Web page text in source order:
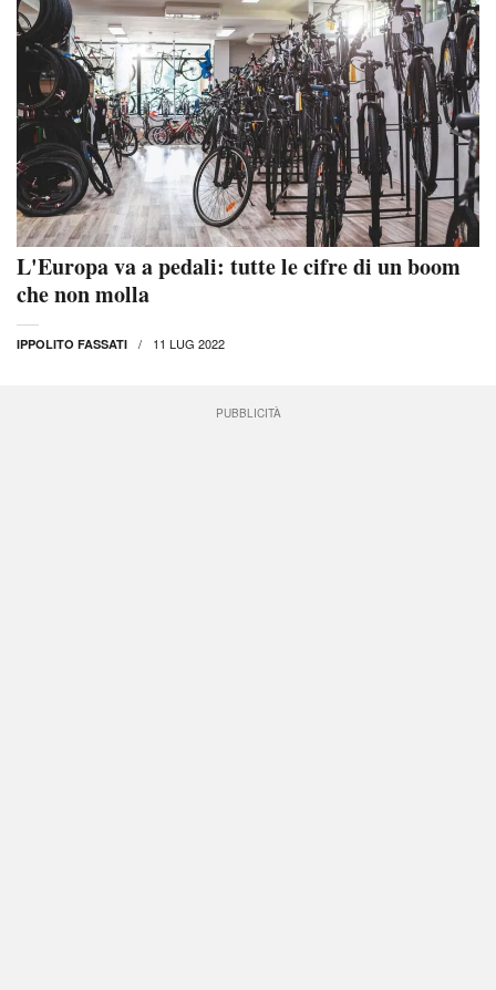
L'Europa va a pedali: tutte le cifre di un boom
che non molla
IPPOLITO FASSATI 11 LUG 2022
PUBBLICITÀ